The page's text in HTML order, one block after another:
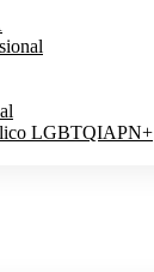
LGBTQIAPN+